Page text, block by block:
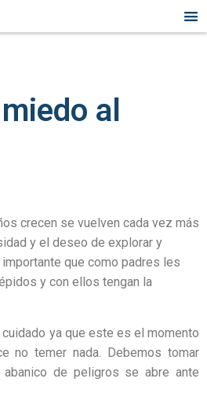
al
crecen se vuelven cada vez más
y el deseo de explorar y
que como padres les
y con ellos tengan la
ya que este es el momento
no temer nada. Debemos tomar
de peligros se abre ante